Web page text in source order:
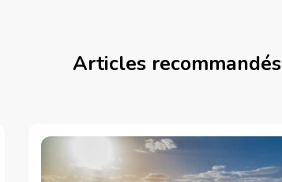
Articles recommandés